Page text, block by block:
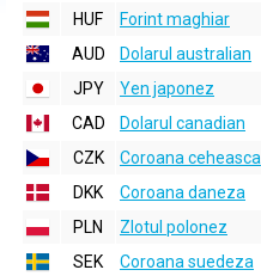
HUF
Forint maghiar
AUD
Dolarul australian
JPY
Yen japonez
CAD
Dolarul canadian
CZK
Coroana ceheasca
DKK
Coroana daneza
PLN
Zlotul polonez
SEK
Coroana suedeza